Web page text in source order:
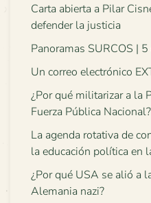
Carta abierta a Pilar
defender la justicia
Panoramas SURCOS |
Un correo electrónico
¿Por qué militarizar a la
Fuerza Pública Nacional?
La agenda rotativa de
la educación política en
¿Por qué USA se alió a
Alemania nazi?